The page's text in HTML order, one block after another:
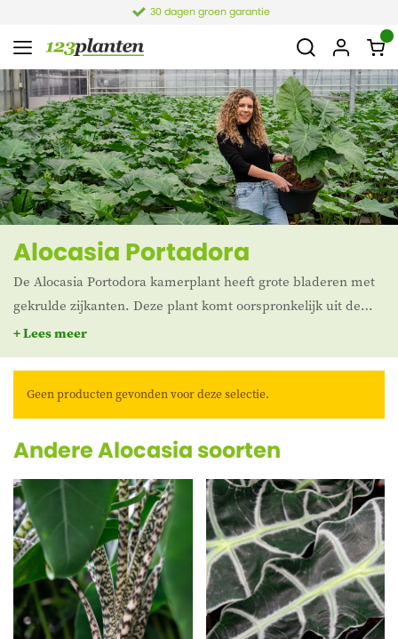
30 dagen groen garantie
Alocasia Portadora
De Alocasia Portodora kamerplant heeft grote bladeren met
gekrulde zijkanten. Deze plant komt oorspronkelijk uit de
tropen van Azië, voornamelijk India. Deze kamerplanten
worden ook wel Taro, Reuzentaro of Olifantsoor genoemd.
bladeren.
+ Lees meer
Geen producten gevonden voor deze selectie.
Andere Alocasia soorten